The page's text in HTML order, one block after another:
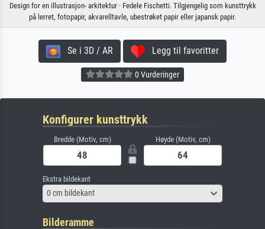
Design for en illustrasjon- arkitektur · Fedele Fischetti. Tilgjengelig som kunsttrykk
på lerret, fotopapir, akvarelltavle, ubestrøket papir eller japansk papir.
Se i 3D / AR Legg til favoritter
0 Vurderinger
Konfigurer kunsttrykk
Bredde (Motiv, cm) Høyde (Motiv, cm)
Ekstra bildekant
0 cm bildekant
Bilderamme